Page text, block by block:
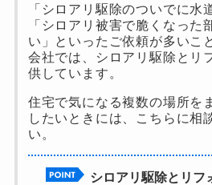
「シロアリ駆除のついでに水
「シロアリ被害で脆くなった
い」といったご依頼が多いこ
会社では、シロアリ駆除とリ
供しています。
住宅で気になる複数の場所を
したいときには、こちらに相
い。
シロアリ駆除とリフ